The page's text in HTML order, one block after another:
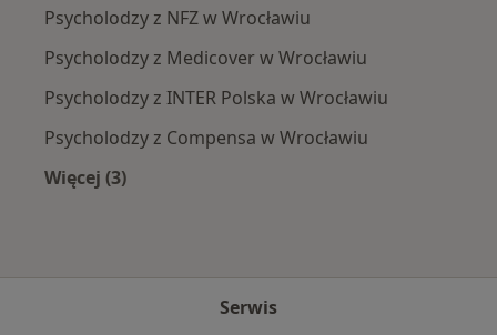
Psycholodzy z NFZ w Wrocławiu
Psycholodzy z Medicover w Wrocławiu
Psycholodzy z INTER Polska w Wrocławiu
Psycholodzy z Compensa w Wrocławiu
Więcej (3)
Serwis